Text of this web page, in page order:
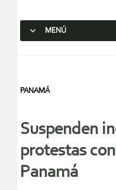
MENÚ
PANAMÁ
Suspenden
protestas
Panamá